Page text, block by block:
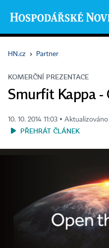
HN.cz › Partner
KOMERČNÍ PREZENTACE
Smurfit Kappa -
10. 10. 2014 11:03 ▪
PŘEHRÁT ČLÁNEK